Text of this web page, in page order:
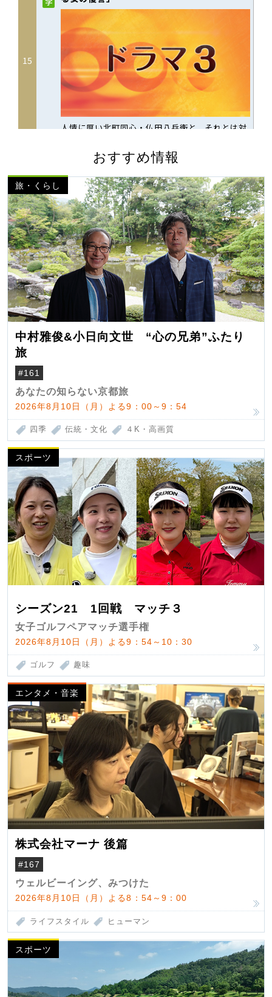
おすすめ情報
旅・くらし
中村雅俊&小日向文世 “心の兄弟”ふたり
旅
#161
あなたの知らない京都旅
2026年8月10日（月）よる9：00～9：54
四季 伝統・文化 ４K・高画質
スポーツ
シーズン21 1回戦 マッチ３
女子ゴルフペアマッチ選手権
2026年8月10日（月）よる9：54～10：30
ゴルフ 趣味
エンタメ・音楽
株式会社マーナ 後篇
#167
ウェルビーイング、みつけた
2026年8月10日（月）よる8：54～9：00
ライフスタイル ヒューマン
スポーツ